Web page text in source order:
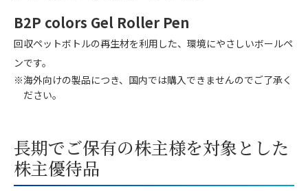
B2P colors Gel Roller Pen
回収ペットボトルの再生材を利用した、環境にやさしいボールペ
ンです。
※海外向けの製品につき、国内では購入できませんのでご了承く
ださい。
長期でご保有の株主様を対象とした
株主優待品